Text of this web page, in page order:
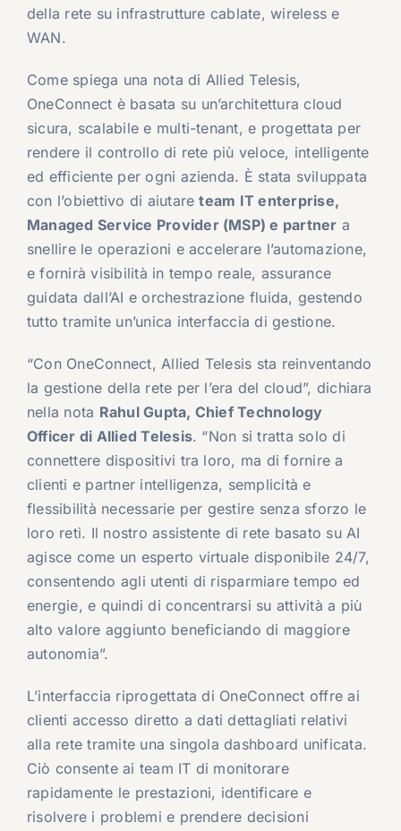
della rete su infrastrutture cablate, wireless e
WAN.
Come spiega una nota di Allied Telesis,
OneConnect è basata su un’architettura cloud
sicura, scalabile e multi-tenant, e progettata per
rendere il controllo di rete più veloce, intelligente
ed efficiente per ogni azienda. È stata sviluppata
con l’obiettivo di aiutareteam IT enterprise,
Managed Service Provider (MSP) e partner a
snellire le operazioni e accelerare l’automazione,
e fornirà visibilità in tempo reale, assurance
guidata dall’AI e orchestrazione fluida, gestendo
tutto tramite un’unica interfaccia di gestione.
“Con OneConnect, Allied Telesis sta reinventando
la gestione della rete per l’era del cloud”, dichiara
nella nota Rahul Gupta, Chief Technology
Officer di Allied Telesis. “Non si tratta solo di
connettere dispositivi tra loro, ma di fornire a
clienti e partner intelligenza, semplicità e
flessibilità necessarie per gestire senza sforzo le
loro reti. Il nostro assistente di rete basato su AI
agisce come un esperto virtuale disponibile 24/7,
consentendo agli utenti di risparmiare tempo ed
energie, e quindi di concentrarsi su attività a più
alto valore aggiunto beneficiando di maggiore
autonomia”.
L’interfaccia riprogettata di OneConnect offre ai
clienti accesso diretto a dati dettagliati relativi
alla rete tramite una singola dashboard unificata.
Ciò consente ai team IT di monitorare
rapidamente le prestazioni, identificare e
risolvere i problemi e prendere decisioni